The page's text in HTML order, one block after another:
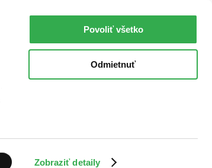
Zobraziť detaily
Povoliť všetko
Odmietnuť